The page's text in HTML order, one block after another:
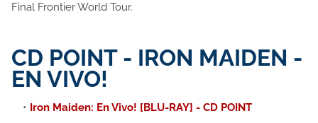
Final Frontier World Tour.
CD POINT - IRON MAIDEN -
EN VIVO!
Iron Maiden: En Vivo! [BLU-RAY] - CD POINT